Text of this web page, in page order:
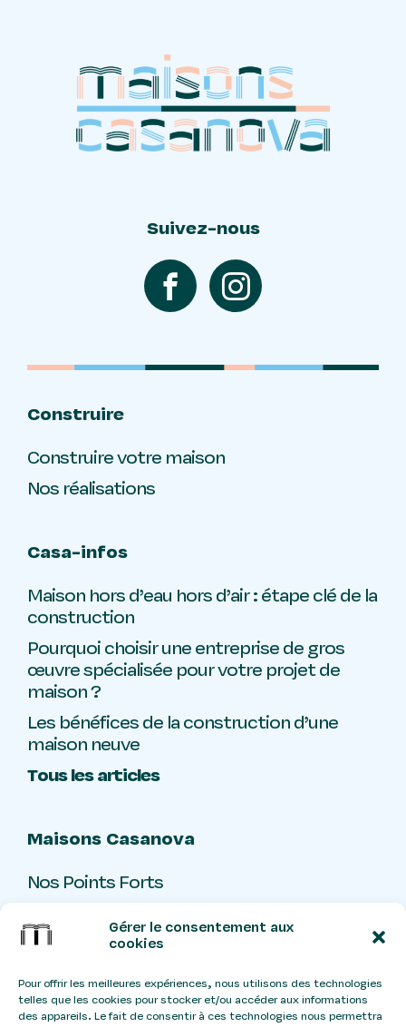
Gérer le consentement aux
cookies
Pour offrir les meilleures expériences, nous utilisons des technologies
telles que les cookies pour stocker et/ou accéder aux informations
des appareils. Le fait de consentir à ces technologies nous permettra
Suivez-nous
Construire
Construire votre maison
Nos réalisations
Casa-infos
Maison hors d’eau hors d’air : étape clé de la
construction
Pourquoi choisir une entreprise de gros
œuvre spécialisée pour votre projet de
maison ?
Les bénéfices de la construction d’une
maison neuve
Tous les articles
Maisons Casanova
Nos Points Forts
Contact
Design:StangtreizexAteliers